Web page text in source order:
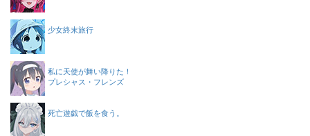
少女終末旅行
私に天使が舞い降りた！
プレシャス・フレンズ
死亡遊戯で飯を食う。